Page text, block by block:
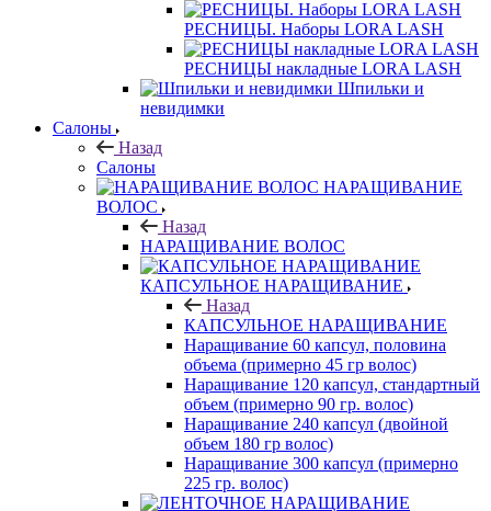
РЕСНИЦЫ. Наборы LORA LASH
РЕСНИЦЫ накладные LORA LASH
Шпильки и
невидимки
Салоны
Назад
Салоны
НАРАЩИВАНИЕ
ВОЛОС
Назад
НАРАЩИВАНИЕ ВОЛОС
КАПСУЛЬНОЕ НАРАЩИВАНИЕ
Назад
КАПСУЛЬНОЕ НАРАЩИВАНИЕ
Наращивание 60 капсул, половина
объема (примерно 45 гр волос)
Наращивание 120 капсул, стандартный
объем (примерно 90 гр. волос)
Наращивание 240 капсул (двойной
объем 180 гр волос)
Наращивание 300 капсул (примерно
225 гр. волос)